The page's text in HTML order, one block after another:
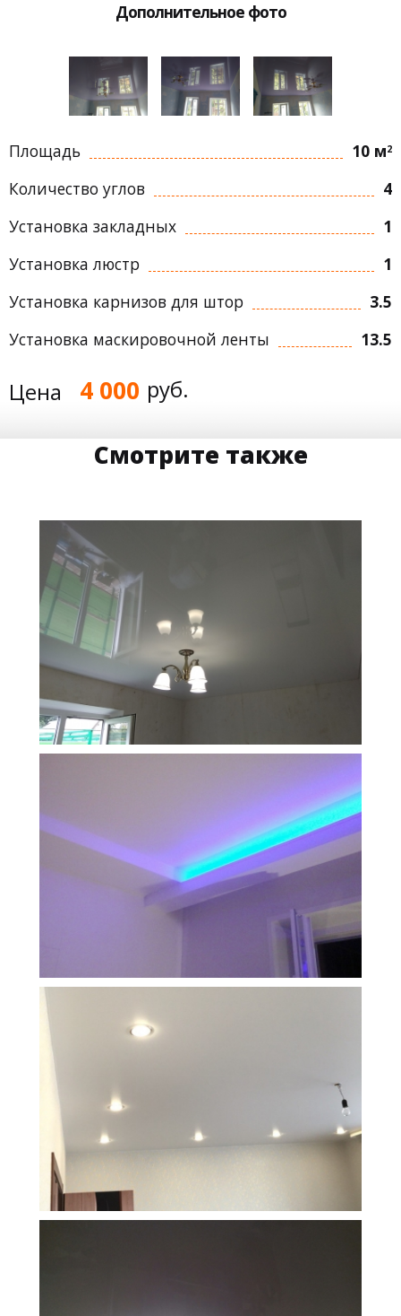
Дополнительное фото
Площадь 10 м2
Количество углов
4
Установка закладных
1
Установка люстр
1
Установка карнизов для штор
3.5
Установка маскировочной ленты
13.5
Цена 4 000 руб.
Смотрите также
Площадь
19 000 руб.
Площадь 17 м